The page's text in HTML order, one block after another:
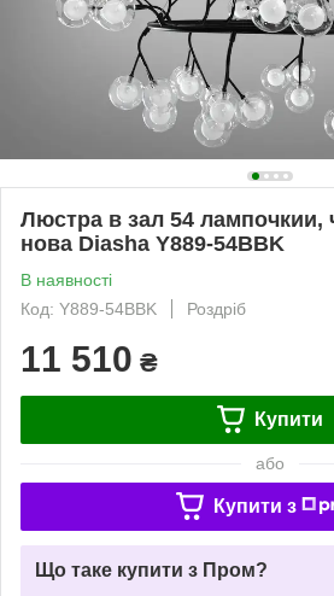
Люстра в зал 54 лампочкии,
нова Diasha Y889-54BBK
В наявності
Код: Y889-54BBK
Роздріб
11 510 ₴
Купити
або
Купити з
Що таке купити з Пром?